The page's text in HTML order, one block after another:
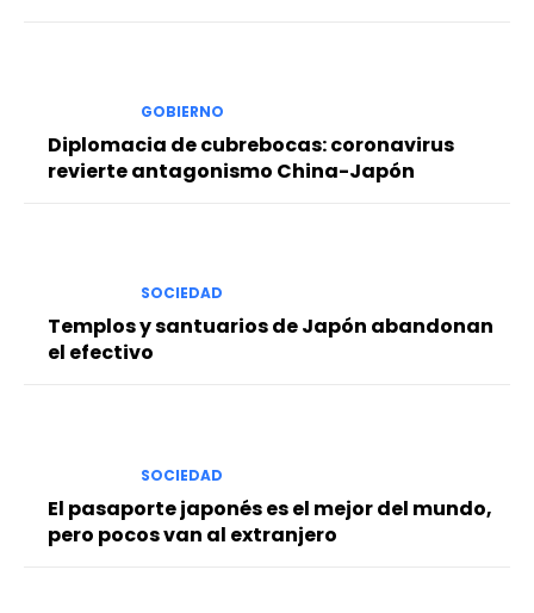
GOBIERNO
Diplomacia de cubrebocas: coronavirus
revierte antagonismo China-Japón
SOCIEDAD
Templos y santuarios de Japón abandonan
el efectivo
SOCIEDAD
El pasaporte japonés es el mejor del mundo,
pero pocos van al extranjero